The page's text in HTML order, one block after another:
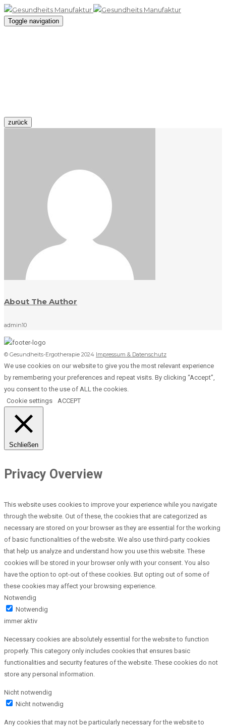
Toggle navigation
zurück
About The Author
admin10
© Gesundheits-Ergotherapie 2024 Impressum & Datenschutz
We use cookies on our website to give you the most relevant experience
by remembering your preferences and repeat visits. By clicking “Accept”,
you consent to the use of ALL the cookies.
Cookie settings
ACCEPT
Schließen
Privacy Overview
This website uses cookies to improve your experience while you navigate
through the website. Out of these, the cookies that are categorized as
necessary are stored on your browser as they are essential for the working
of basic functionalities of the website. We also use third-party cookies
that help us analyze and understand how you use this website. These
cookies will be stored in your browser only with your consent. You also
have the option to opt-out of these cookies. But opting out of some of
these cookies may affect your browsing experience.
Notwendig
Notwendig
immer aktiv
Necessary cookies are absolutely essential for the website to function
properly. This category only includes cookies that ensures basic
functionalities and security features of the website. These cookies do not
store any personal information.
Nicht notwendig
Nicht notwendig
Any cookies that may not be particularly necessary for the website to